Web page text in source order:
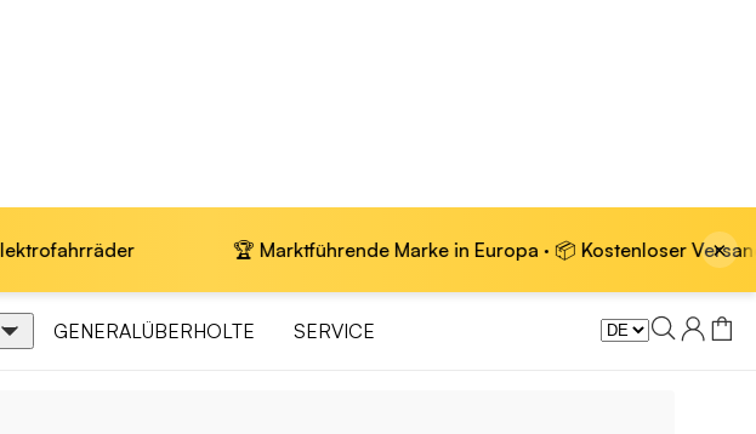
🏆 Marktführende Marke in Europa · 📦 Kostenloser Versand für ×
GENERALÜBERHOLTE SERVICE